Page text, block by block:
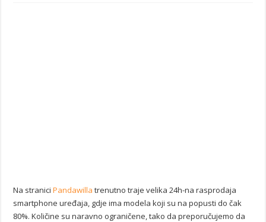
Na straniciPandawilla trenutno traje velika 24h-na rasprodaja
smartphone uređaja, gdje ima modela koji su na popusti do čak
80%. Količine su naravno ograničene, tako da preporučujemo da